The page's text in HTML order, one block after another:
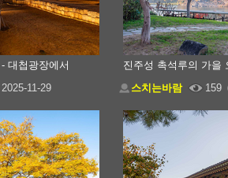
대첩광장에서
2025-11-29
진주성 촉석루의 가을
스치는바람
159